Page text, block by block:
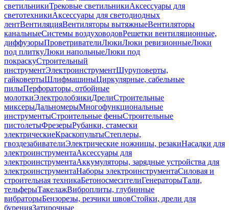
светильникиТрековые светильникиАксессуары для
светотехникиАксессуары для светодиодных
лентВентиляцияВентиляторы вытяжныеВентиляторы
канальныеСистемы воздуховодовРешетки вентиляционные,
диффузорыПроветривателиЛюкиЛюки ревизионныеЛюки
под плиткуЛюки напольныеЛюки под
покраскуСтроительный
инструментЭлектроинструментШуруповерты,
гайковертыШлифмашиныЦиркулярные, сабельные
пилыПерфораторы, отбойные
молоткиЭлектролобзикиДрелиСтроительные
миксерыДальномерыМногофункциональные
инструментыСтроительные феныСтроительные
пистолетыФрезерыРубанки, стамески
электрическиеКраскопультыСтеплеры,
гвоздезабивателиЭлектрические ножницы, резакиНасадки для
электроинструментаАксессуары для
электроинструментаАккумуляторы, зарядные устройства для
электроинструментаНаборы электроинструментаСиловая и
строительная техникаБетоносмесителиГенераторыТали,
тельферыТакелажВиброплиты, глубинные
вибраторыБензорезы, резчики швовСтойки, дрели для
буренияЗатирочные